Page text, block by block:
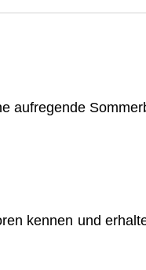
aufregende
kennen und